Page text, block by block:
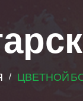
ЦВЕТНОЙ